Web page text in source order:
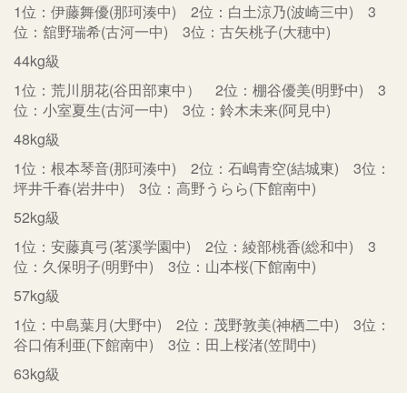
1位：伊藤舞優(那珂湊中) 2位：白土涼乃(波崎三中) 3
位：舘野瑞希(古河一中) 3位：古矢桃子(大穂中)
44kg級
1位：荒川朋花(谷田部東中） 2位：棚谷優美(明野中) 3
位：小室夏生(古河一中) 3位：鈴木未来(阿見中)
48kg級
1位：根本琴音(那珂湊中) 2位：石嶋青空(結城東) 3位：
坪井千春(岩井中) 3位：高野うらら(下館南中)
52kg級
1位：安藤真弓(茗溪学園中) 2位：綾部桃香(総和中) 3
位：久保明子(明野中) 3位：山本桜(下館南中)
57kg級
1位：中島葉月(大野中) 2位：茂野敦美(神栖二中) 3位：
谷口侑利亜(下館南中) 3位：田上桜渚(笠間中)
63kg級